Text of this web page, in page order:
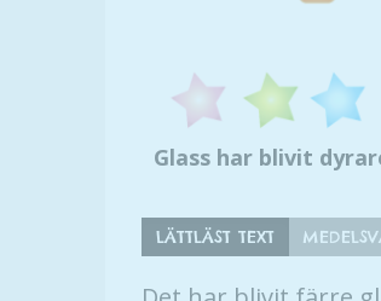
Glass har blivit
LÄTTLÄST TEXT